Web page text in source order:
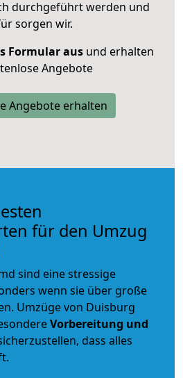
durchgeführt werden und
sorgen wir.
Formular ausund erhalten
Angebote
Angebote erhalten
für den Umzug
sind eine stressige
wenn sie über große
Umzüge von Duisburg
Vorbereitung und
dass alles